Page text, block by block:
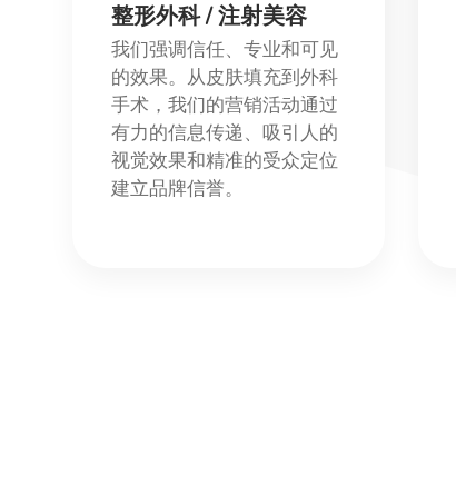
整形外科 / 注射美容
我们强调信任、专业和可见
的效果。从皮肤填充到外科
手术，我们的营销活动通过
有力的信息传递、吸引人的
视觉效果和精准的受众定位
建立品牌信誉。